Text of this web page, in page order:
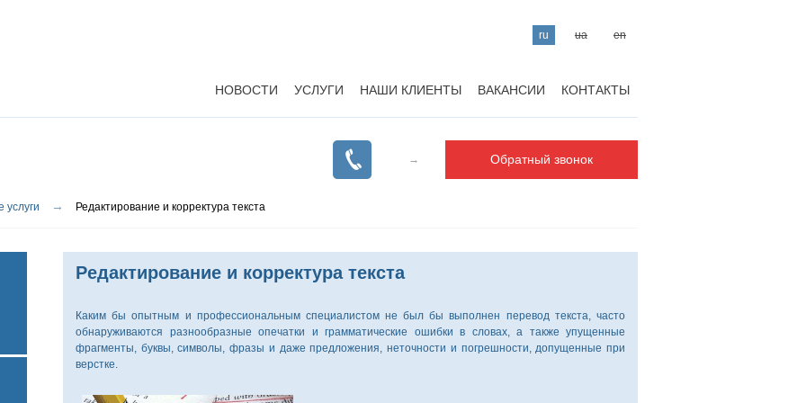
ru ua en
НОВОСТИ УСЛУГИ НАШИ КЛИЕНТЫ ВАКАНСИИ КОНТАКТЫ
Обратный звонок
услуги → Редактирование и корректура текста
Редактирование и корректура текста
Каким бы опытным и профессиональным специалистом не был бы выполнен перевод текста, часто
обнаруживаются разнообразные опечатки и грамматические ошибки в словах, а также упущенные
фрагменты, буквы, символы, фразы и даже предложения, неточности и погрешности, допущенные при
верстке.